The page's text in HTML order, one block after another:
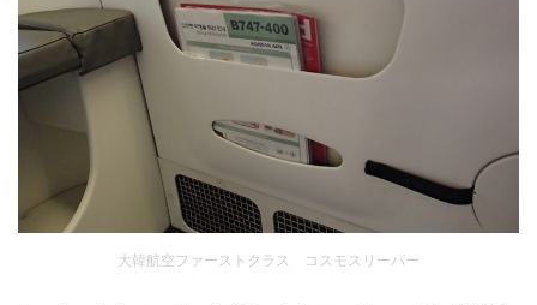
大韓航空ファーストクラス コスモスリーパー